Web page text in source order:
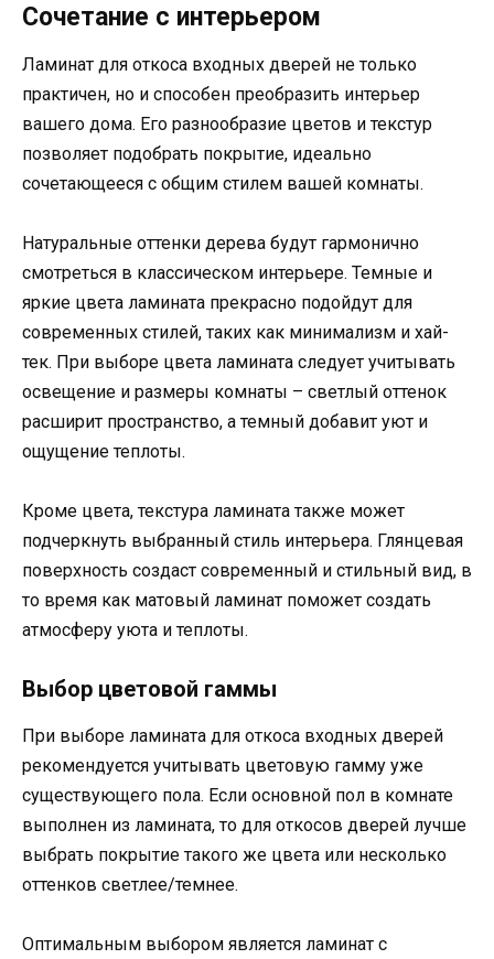
Сочетание с интерьером
Ламинат для откоса входных дверей не только
практичен, но и способен преобразить интерьер
вашего дома. Его разнообразие цветов и текстур
позволяет подобрать покрытие, идеально
сочетающееся с общим стилем вашей комнаты.
Натуральные оттенки дерева будут гармонично
смотреться в классическом интерьере. Темные и
яркие цвета ламината прекрасно подойдут для
современных стилей, таких как минимализм и хай-
тек. При выборе цвета ламината следует учитывать
освещение и размеры комнаты – светлый оттенок
расширит пространство, а темный добавит уют и
ощущение теплоты.
Кроме цвета, текстура ламината также может
подчеркнуть выбранный стиль интерьера. Глянцевая
поверхность создаст современный и стильный вид, в
то время как матовый ламинат поможет создать
атмосферу уюта и теплоты.
Выбор цветовой гаммы
При выборе ламината для откоса входных дверей
рекомендуется учитывать цветовую гамму уже
существующего пола. Если основной пол в комнате
выполнен из ламината, то для откосов дверей лучше
выбрать покрытие такого же цвета или несколько
оттенков светлее/темнее.
Оптимальным выбором является ламинат с